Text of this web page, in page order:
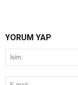
YORUM YAP